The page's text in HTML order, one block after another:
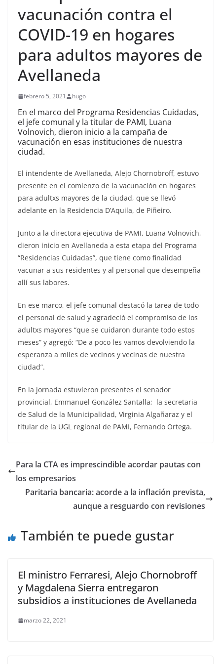
vacunación contra el
COVID-19 en hogares
para adultos mayores de
Avellaneda
febrero 5, 2021 hugo
En el marco del Programa Residencias Cuidadas,
el jefe comunal y la titular de PAMI, Luana
Volnovich, dieron inicio a la campaña de
vacunación en esas instituciones de nuestra
ciudad.
El intendente de Avellaneda, Alejo Chornobroff, estuvo
presente en el comienzo de la vacunación en hogares
para adultxs mayores de la ciudad, que se llevó
adelante en la Residencia D’Aquila, de Piñeiro.
Junto a la directora ejecutiva de PAMI, Luana Volnovich,
dieron inicio en Avellaneda a esta etapa del Programa
“Residencias Cuidadas”, que tiene como finalidad
vacunar a sus residentes y al personal que desempeña
allí sus labores.
En ese marco, el jefe comunal destacó la tarea de todo
el personal de salud y agradeció el compromiso de los
adultxs mayores “que se cuidaron durante todo estos
meses” y agregó: “De a poco les vamos devolviendo la
esperanza a miles de vecinos y vecinas de nuestra
ciudad”.
En la jornada estuvieron presentes el senador
provincial, Emmanuel González Santalla; la secretaria
de Salud de la Municipalidad, Virginia Algañaraz y el
titular de la UGL regional de PAMI, Fernando Ortega.
Para la CTA es imprescindible acordar pautas con
los empresarios
Paritaria bancaria: acorde a la inflación prevista,
aunque a resguardo con revisiones
También te puede gustar
El ministro Ferraresi, Alejo Chornobroff
y Magdalena Sierra entregaron
subsidios a instituciones de Avellaneda
marzo 22, 2021